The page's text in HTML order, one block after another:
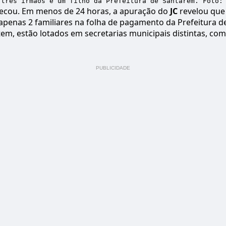
Em menos de 24 horas, a apuração do JC revelou
2 familiares na folha de pagamento da Prefeitura
estão lotados em secretarias municipais distintas,
PUBLICIDADE